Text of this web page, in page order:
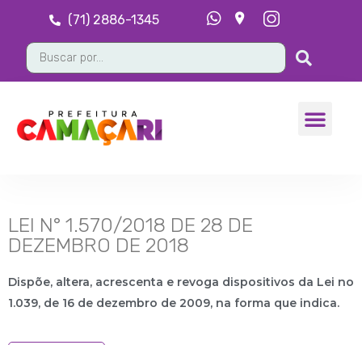
(71) 2886-1345
LEI N° 1.570/2018 DE 28 DE
DEZEMBRO DE 2018
Dispõe, altera, acrescenta e revoga dispositivos da Lei no
1.039, de 16 de dezembro de 2009, na forma que indica.